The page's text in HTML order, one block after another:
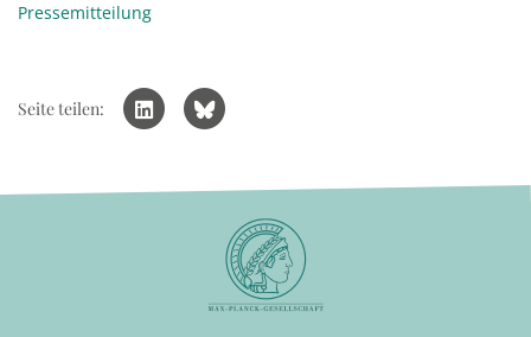
Pressemitteilung
Seite teilen: